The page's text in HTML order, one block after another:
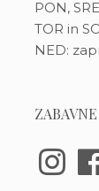
PON,
TOR in
NED: